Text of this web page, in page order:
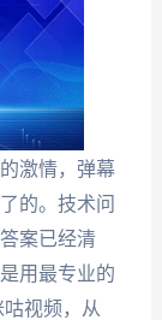
激情，弹幕
的。技术问
案已经清
用最专业的
视频，从